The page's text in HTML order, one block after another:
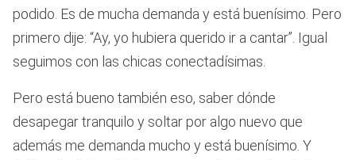
podido. Es de mucha demanda y está buenísimo. Pero
primero dije: “Ay, yo hubiera querido ir a cantar”. Igual
seguimos con las chicas conectadísimas.
Pero está bueno también eso, saber dónde
desapegar tranquilo y soltar por algo nuevo que
además me demanda mucho y está buenísimo. Y